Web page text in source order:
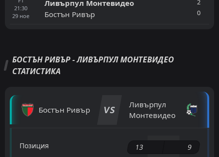
21:30
29 ное
Ливърпул Монтевидео
Бостън Ривър
2
0
БОСТЪН РИВЪР - ЛИВЪРПУЛ МОНТЕВИДЕО
СТАТИСТИКА
Бостън Ривър VS
Ливърпул
Монтевидео
Позиция 13 9